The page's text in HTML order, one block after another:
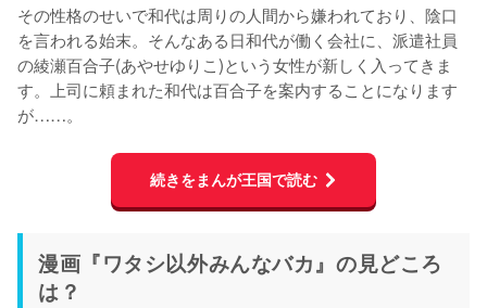
その性格のせいで和代は周りの人間から嫌われており、陰口
を言われる始末。そんなある日和代が働く会社に、派遣社員
の綾瀬百合子(あやせゆりこ)という女性が新しく入ってきま
す。上司に頼まれた和代は百合子を案内することになります
が……。
続きをまんが王国で読む
漫画『ワタシ以外みんなバカ』の見どころ
は？